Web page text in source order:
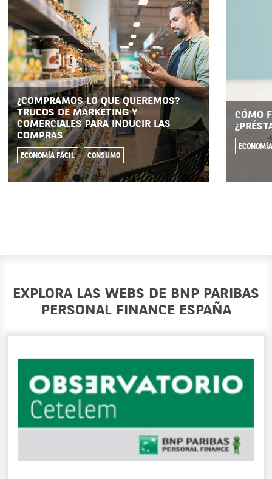
¿COMPRAMOS LO QUE QUEREMOS?
TRUCOS DE MARKETING Y
COMERCIALES PARA INDUCIR LAS
COMPRAS
ECONOMÍA FÁCIL CONSUMO
CÓMO
EXPLORA LAS WEBS DE BNP PARIBAS
PERSONAL FINANCE ESPAÑA